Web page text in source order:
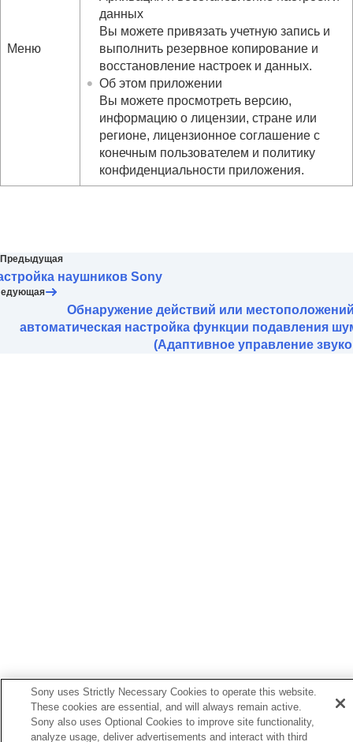
Меню
данных
Вы можете привязать учетную запись и
выполнить резервное копирование и
восстановление настроек и данных.
Об этом приложении
Вы можете просмотреть версию,
информацию о лицензии, стране или
регионе, лицензионное соглашение с
конечным пользователем и политику
конфиденциальности приложения.
Предыдущая
наушников Sony
Обнаружение действий или
автоматическая настройка функции подавления
(Адаптивное управление
Sony uses Strictly Necessary Cookies to operate this website.
These cookies are essential, and will always remain active.
Sony also uses Optional Cookies to improve site functionality,
analyze usage, deliver advertisements and interact with third